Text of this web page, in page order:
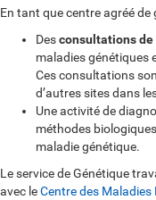
En tant que centre agréé
Desconsultations
maladies génétiques
Ces consultations
d’autres sites dans
Une activité de
méthodes
maladie génétique.
Le service de Génétique
avec leCentre des Maladies